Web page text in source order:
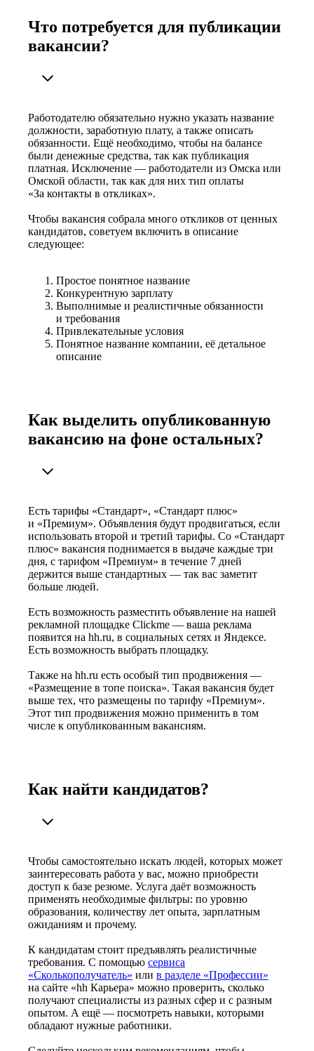
Что потребуется для публикации
вакансии?
Работодателю обязательно нужно указать название
должности, заработную плату, а также описать
обязанности. Ещё необходимо, чтобы на балансе
были денежные средства, так как публикация
платная. Исключение — работодатели из Омска или
Омской области, так как для них тип оплаты
«За контакты в откликах».
Чтобы вакансия собрала много откликов от ценных
кандидатов, советуем включить в описание
следующее:
Простое понятное название
Конкурентную зарплату
Выполнимые и реалистичные обязанности
и требования
Привлекательные условия
Понятное название компании, её детальное
описание
Как выделить опубликованную
вакансию на фоне остальных?
Есть тарифы «Стандарт», «Стандарт плюс»
и «Премиум». Объявления будут продвигаться, если
использовать второй и третий тарифы. Со «Стандарт
плюс» вакансия поднимается в выдаче каждые три
дня, с тарифом «Премиум» в течение 7 дней
держится выше стандартных — так вас заметит
больше людей.
Есть возможность разместить объявление на нашей
рекламной площадке Clickme — ваша реклама
появится на hh.ru, в социальных сетях и Яндексе.
Есть возможность выбрать площадку.
Также на hh.ru есть особый тип продвижения —
«Размещение в топе поиска». Такая вакансия будет
выше тех, что размещены по тарифу «Премиум».
Этот тип продвижения можно применить в том
числе к опубликованным вакансиям.
Как найти кандидатов?
Чтобы самостоятельно искать людей, которых может
заинтересовать работа у вас, можно приобрести
доступ к базе резюме. Услуга даёт возможность
применять необходимые фильтры: по уровню
образования, количеству лет опыта, зарплатным
ожиданиям и прочему.
К кандидатам стоит предъявлять реалистичные
требования. С помощью сервиса
«Сколькополучатель» или в разделе «Профессии»
на сайте «hh Карьера» можно проверить, сколько
получают специалисты из разных сфер и с разным
опытом. А ещё — посмотреть навыки, которыми
обладают нужные работники.